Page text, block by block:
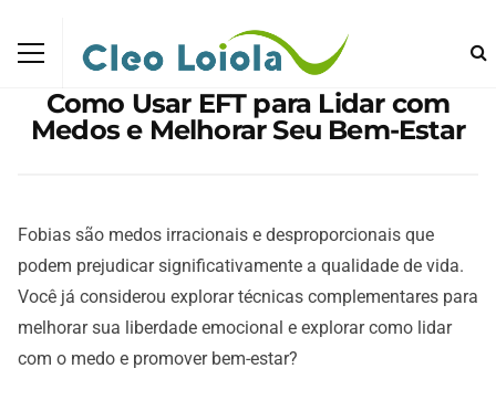
Como Usar EFT para Lidar com
Medos e Melhorar Seu Bem-Estar
Fobias são medos irracionais e desproporcionais que
podem prejudicar significativamente a qualidade de vida.
Você já considerou explorar técnicas complementares para
melhorar sua liberdade emocional e explorar como lidar
com o medo e promover bem-estar?